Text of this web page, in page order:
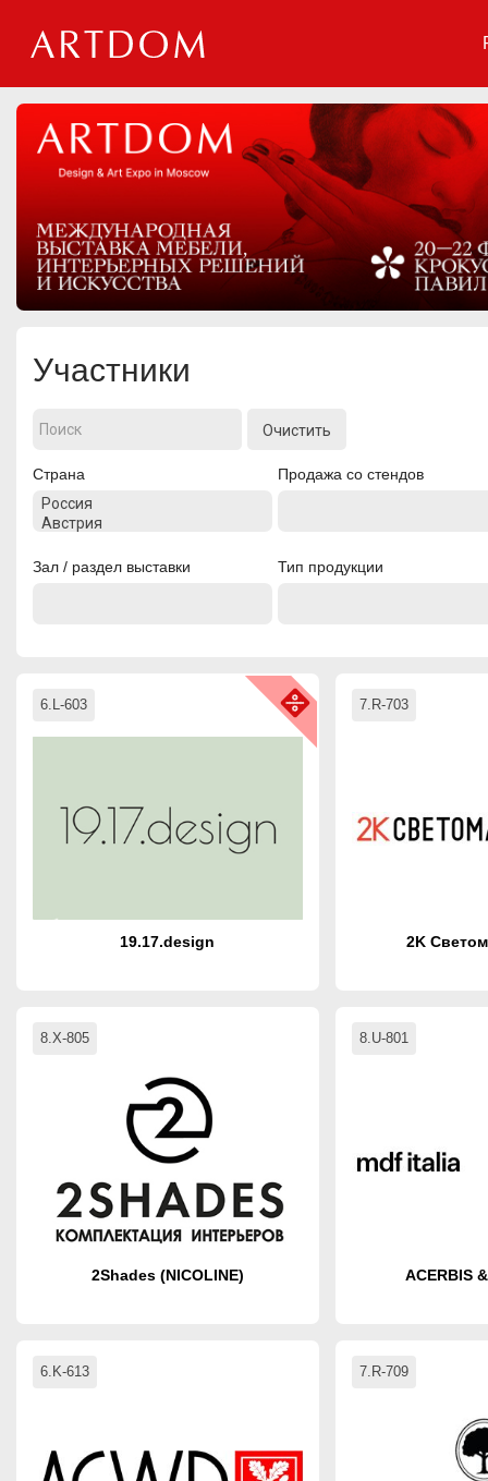
Участники
Очистить
Страна Продажа со стендов
Зал / раздел выставки Тип продукции
6.L-603
19.17.design
7.R-703
2K
8.X-805
2Shades (NICOLINE)
8.U-801
ACERBIS
6.K-613 7.R-709
Организации
О сервисе
Организациям
Контакты
Организаторам